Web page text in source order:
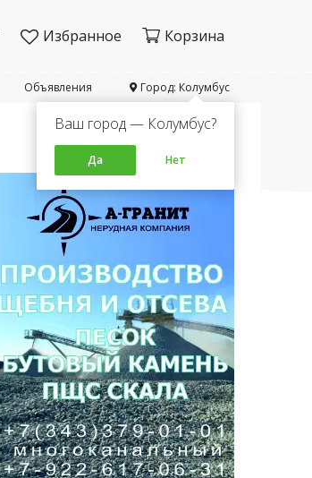
Избранное Корзина
Город: Колумбус
Ваш город — Колумбус?
Да Нет
Объявления